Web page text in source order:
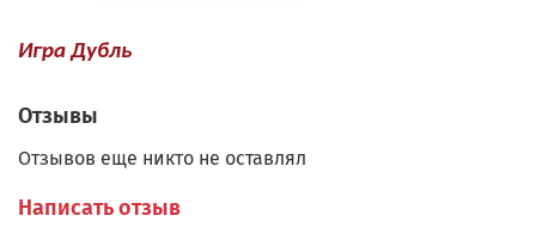
Игра Дубль
Отзывы
Отзывов еще никто не оставлял
Написать отзыв